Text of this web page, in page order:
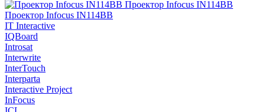
IT Interactive
IQBoard
Introsat
Interwrite
InterTouch
Interparta
Interactive Project
InFocus